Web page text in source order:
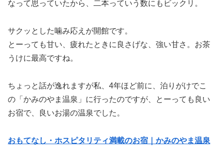
なって思っていたから、二本っていう数にもビックリ。
サクッとした噛み応えが開館です。
とーっても甘い、疲れたときに良さげな、強い甘さ。お茶
うけに最高ですね。
ちょっと話が逸れますが私、4年ほど前に、泊りがけでこ
の「かみのやま温泉」に行ったのですが、とーっても良い
お宿で、良いお湯の温泉でした。
おもてなし・ホスピタリティ満載のお宿｜かみのやま温泉